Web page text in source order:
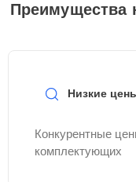
Преимущества
Низкие
Конкурентные
комплектующих